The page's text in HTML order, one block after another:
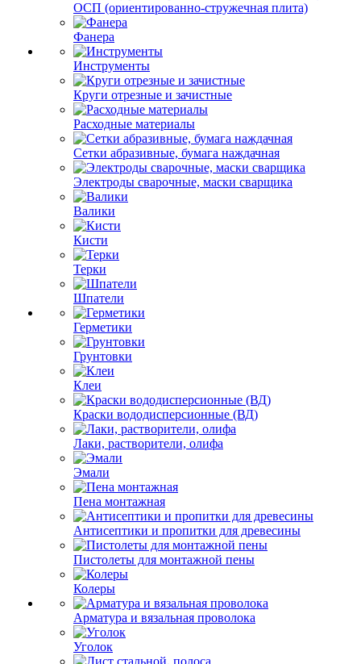
ОСП (ориентированно-стружечная плита)
Фанера
Инструменты
Круги отрезные и зачистные
Расходные материалы
Сетки абразивные, бумага наждачная
Электроды сварочные, маски сварщика
Валики
Кисти
Терки
Шпатели
Герметики
Грунтовки
Клеи
Краски вододисперсионные (ВД)
Лаки, растворители, олифа
Эмали
Пена монтажная
Антисептики и пропитки для древесины
Пистолеты для монтажной пены
Колеры
Арматура и вязальная проволока
Уголок